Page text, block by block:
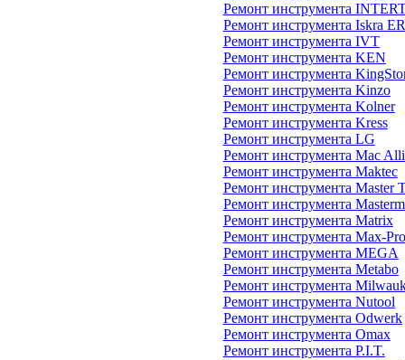
Ремонт инструмента
Ремонт инструмента Iskra
Ремонт инструмента IVT
Ремонт инструмента KEN
Ремонт инструмента
Ремонт инструмента Kinzo
Ремонт инструмента Kolner
Ремонт инструмента Kress
Ремонт инструмента LG
Ремонт инструмента Mac
Ремонт инструмента Maktec
Ремонт инструмента Master
Ремонт инструмента
Ремонт инструмента Matrix
Ремонт инструмента Max-Pro
Ремонт инструмента MEGA
Ремонт инструмента Metabo
Ремонт инструмента
Ремонт инструмента Nutool
Ремонт инструмента Odwerk
Ремонт инструмента Omax
Ремонт инструмента P.I.T.